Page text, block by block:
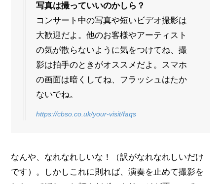
写真は撮っていいのかしら？
コンサート中の写真や短いビデオ撮影は
大歓迎だよ。他のお客様やアーティスト
の気が散らないように気をつけてね、撮
影は拍手のときがオススメだよ。スマホ
の画面は暗くしてね、フラッシュはたか
ないでね。
https://cbso.co.uk/your-visit/faqs
なんや、なれなれしいな！（訳がなれなれしいだけ
です）。しかしこれに則れば、演奏を止めて撮影を